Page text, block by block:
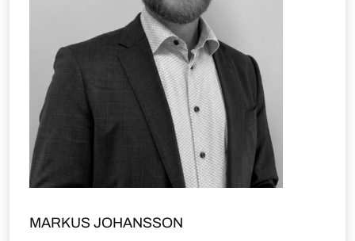
MARKUS JOHANSSON